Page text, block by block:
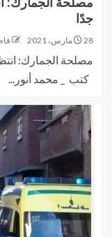
جدًا
28 مارس، 2021
مصلحة الجمارك:
كتب _ محمد أنور...